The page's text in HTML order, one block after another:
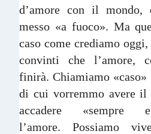
d’amore con il mondo,
messo «a fuoco». Ma
caso come crediamo
convinti che l’amore,
finirà. Chiamiamo
di cui vorremmo avere
accadere «sempre
l’amore. Possiamo